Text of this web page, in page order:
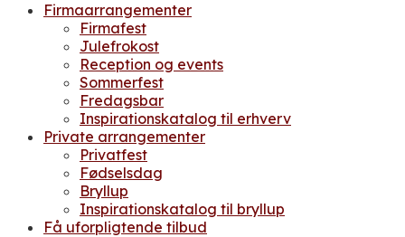
Firmaarrangementer
Firmafest
Julefrokost
Reception og events
Sommerfest
Fredagsbar
Inspirationskatalog til erhverv
Private arrangementer
Privatfest
Fødselsdag
Bryllup
Inspirationskatalog til bryllup
Få uforpligtende tilbud